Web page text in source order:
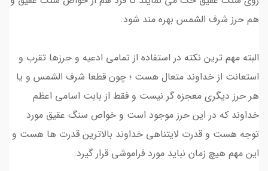
هم حرز شرف الشمس بهره مند شود.
البته مهم ترین نکته در استفاده از تمامی ادعیه و حرزها تقرب و
استعانت از خداوند متعال هست ؛ چون قطعا شرف الشمس و یا
هر حرز دیگری معجزه گر نیست و فقط از بابت اسامی اعظم
خداوند که در این حرز موجود است و خواص سنگ عقیق مورد
توجه هست و قدرت لایتناهی خداوند بالاترین قدرت ها هست و
این مهم هیچ زمان نباید مورد فراموشی قرار گیرد.